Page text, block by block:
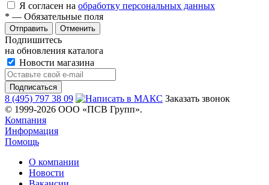
Я согласен на обработку персональных данных
* — Обязательные поля
Отменить
Подпишитесь
на обновления каталога
Новости магазина
8 (495) 797 38 09
Заказать звонок
© 1999-2026 ООО «ПСВ Групп».
Компания
Информация
Помощь
О компании
Новости